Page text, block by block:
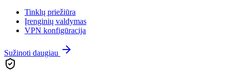
Tinklų priežiūra
Įrenginių valdymas
VPN konfigūracija
Sužinoti daugiau